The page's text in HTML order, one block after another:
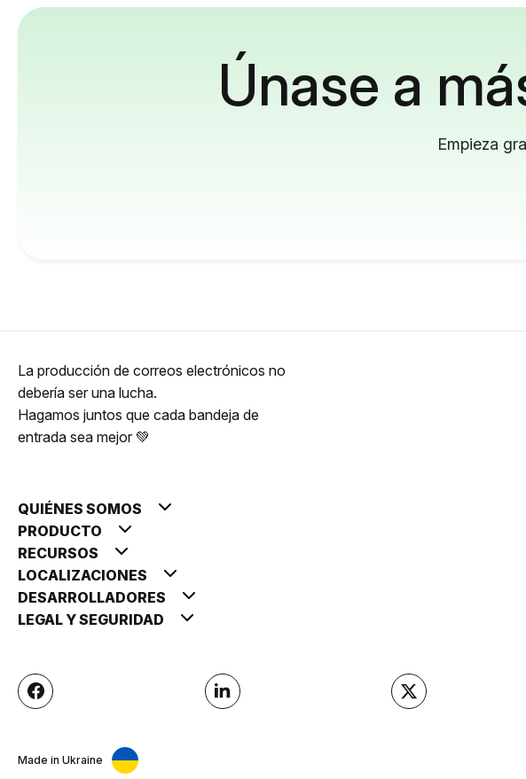
Únase a
Empieza
La producción de correos electrónicos no
debería ser una lucha.
Hagamos juntos que cada bandeja de
entrada sea mejor 💚
QUIÉNES SOMOS
PRODUCTO
RECURSOS
LOCALIZACIONES
DESARROLLADORES
LEGAL Y SEGURIDAD
Made in Ukraine